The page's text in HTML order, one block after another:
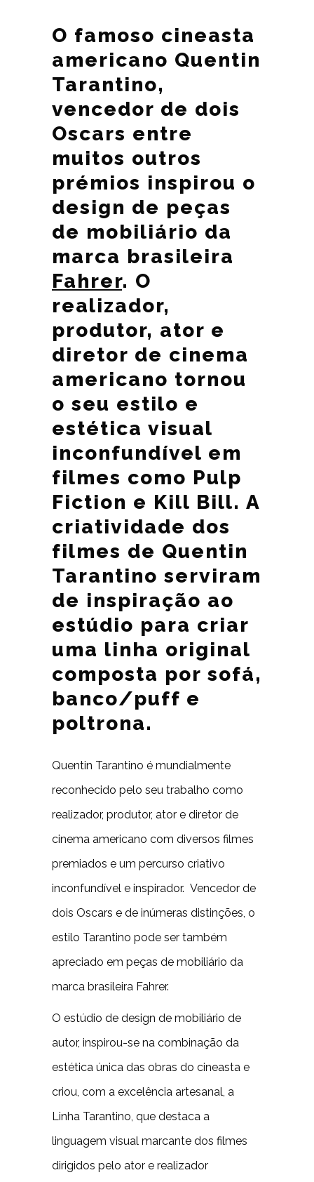
O famoso cineasta
americano Quentin
Tarantino,
vencedor de dois
Oscars entre
muitos outros
prémios inspirou o
design de peças
de mobiliário da
marca brasileira
Fahrer. O
realizador,
produtor, ator e
diretor de cinema
americano tornou
o seu estilo e
estética visual
inconfundível em
filmes como Pulp
Fiction e Kill Bill. A
criatividade dos
filmes de Quentin
Tarantino serviram
de inspiração ao
estúdio para criar
uma linha original
composta por sofá,
banco/puff e
poltrona.
Quentin Tarantino é mundialmente
reconhecido pelo seu trabalho como
realizador, produtor, ator e diretor de
cinema americano com diversos filmes
premiados e um percurso criativo
inconfundível e inspirador. Vencedor de
dois Oscars e de inúmeras distinções, o
estilo Tarantino pode ser também
apreciado em peças de mobiliário da
marca brasileira Fahrer.
O estúdio de design de mobiliário de
autor, inspirou-se na combinação da
estética única das obras do cineasta e
criou, com a excelência artesanal, a
Linha Tarantino, que destaca a
linguagem visual marcante dos filmes
dirigidos pelo ator e realizador